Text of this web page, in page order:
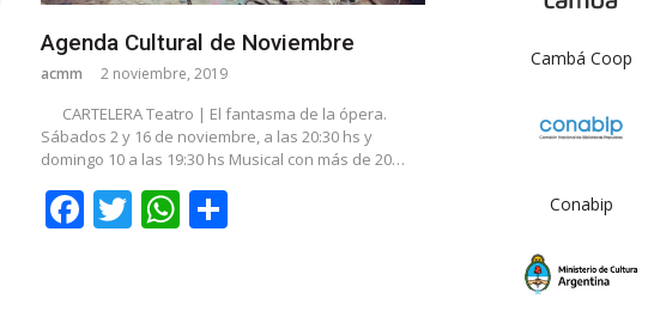
Agenda Cultural de Noviembre
acmm 2 noviembre, 2019
CARTELERA Teatro | El fantasma de la ópera.
Sábados 2 y 16 de noviembre, a las 20:30 hs y
domingo 10 a las 19:30 hs Musical con más de 20…
Facebook
Twitter
WhatsApp
Share
Cambá Coop
Conabip